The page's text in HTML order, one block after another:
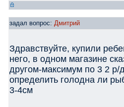
задал вопрос: Дмитрий
Здравствуйте, купили
него, в одном магазине
другом-максимум по 3 2 р/
определить голодна ли
3-4см